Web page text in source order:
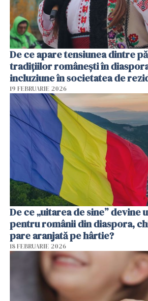
De ce apare tensiunea dintre
tradițiilor românești în
incluziune în societatea de
19 FEBRUARIE 2026
De ce „uitarea de sine” devine
pentru românii din diaspora,
pare aranjată pe hârtie?
18 FEBRUARIE 2026